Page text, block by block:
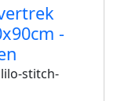
-
lilo-stitch-